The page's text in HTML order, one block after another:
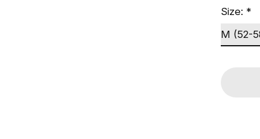
Size: *